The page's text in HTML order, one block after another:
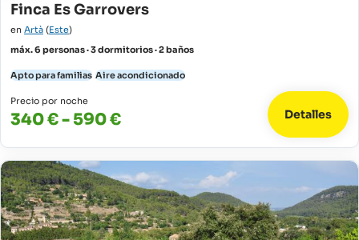
Finca Es Garrovers
en Artà (Este)
máx. 6 personas · 3 dormitorios · 2 baños
Apto para familias Aire acondicionado
Precio por noche
340 € - 590 € Detalles